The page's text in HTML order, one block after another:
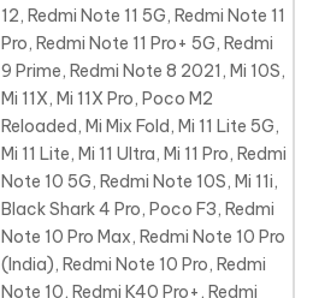
12, Redmi Note 11 5G, Redmi Note 11
Pro, Redmi Note 11 Pro+ 5G, Redmi
9 Prime, Redmi Note 8 2021, Mi 10S,
Mi 11X, Mi 11X Pro, Poco M2
Reloaded, Mi Mix Fold, Mi 11 Lite 5G,
Mi 11 Lite, Mi 11 Ultra, Mi 11 Pro, Redmi
Note 10 5G, Redmi Note 10S, Mi 11i,
Black Shark 4 Pro, Poco F3, Redmi
Note 10 Pro Max, Redmi Note 10 Pro
(India), Redmi Note 10 Pro, Redmi
Note 10, Redmi K40 Pro+, Redmi